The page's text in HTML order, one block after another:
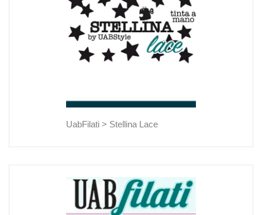
UabFilati > Stellina Lace